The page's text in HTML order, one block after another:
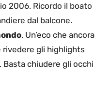
2006. Ricordo il boato
dal balcone.
. Un’eco che ancora
rivedere gli highlights
Basta chiudere gli occhi